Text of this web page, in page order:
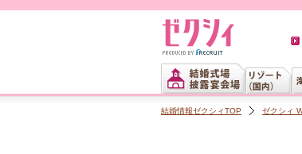
結婚情報ゼクシィTOP ゼクシィ